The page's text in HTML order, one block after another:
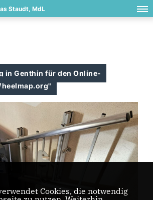
Staudt, MdL
in Genthin für den Online-
Cookies, die notwendig